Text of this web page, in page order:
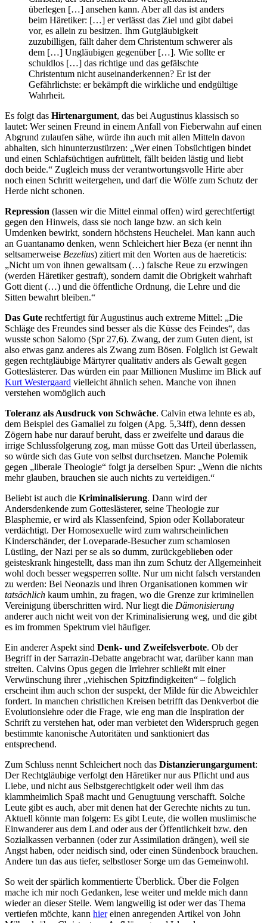
überlegen […] ansehen kann. Aber all das ist anders
beim Häretiker: […] er verlässt das Ziel und gibt dabei
vor, es allein zu besitzen. Ihm Gutgläubigkeit
zuzubilligen, fällt daher dem Christentum schwerer als
dem […] Ungläubigen gegenüber […]. Wie sollte er
schuldlos […] das richtige und das gefälschte
Christentum nicht auseinanderkennen? Er ist der
Gefährlichste: er bekämpft die wirkliche und endgültige
Wahrheit.
Es folgt das Hirtenargument, das bei Augustinus klassisch so
lautet: Wer seinen Freund in einem Anfall von Fieberwahn auf einen
Abgrund zulaufen sähe, würde ihn auch mit allen Mitteln davon
abhalten, sich hinunterzustürzen: „Wer einen Tobsüchtigen bindet
und einen Schlafsüchtigen aufrüttelt, fällt beiden lästig und liebt
doch beide.“ Zugleich muss der verantwortungsvolle Hirte aber
noch einen Schritt weitergehen, und darf die Wölfe zum Schutz der
Herde nicht schonen.
Repression (lassen wir die Mittel einmal offen) wird gerechtfertigt
gegen den Hinweis, dass sie noch lange bzw. an sich kein
Umdenken bewirkt, sondern höchstens Heuchelei. Man kann auch
an Guantanamo denken, wenn Schleichert hier Beza (er nennt ihn
seltsamerweise Bezelius) zitiert mit den Worten aus de haereticis:
„Nicht um von ihnen gewaltsam (…) falsche Reue zu erzwingen
(werden Häretiker gestraft), sondern damit die Obrigkeit wahrhaft
Gott dient (…) und die öffentliche Ordnung, die Lehre und die
Sitten bewahrt bleiben.“
Das Gute rechtfertigt für Augustinus auch extreme Mittel: „Die
Schläge des Freundes sind besser als die Küsse des Feindes“, das
wusste schon Salomo (Spr 27,6). Zwang, der zum Guten dient, ist
also etwas ganz anderes als Zwang zum Bösen. Folglich ist Gewalt
gegen rechtgläubige Märtyrer qualitativ anders als Gewalt gegen
Gotteslästerer. Das würden ein paar Millionen Muslime im Blick auf
Kurt Westergaard vielleicht ähnlich sehen. Manche von ihnen
verstehen womöglich auch
Toleranz als Ausdruck von Schwäche. Calvin etwa lehnte es ab,
dem Beispiel des Gamaliel zu folgen (Apg. 5,34ff), denn dessen
Zögern habe nur darauf beruht, dass er zweifelte und daraus die
irrige Schlussfolgerung zog, man müsse Gott das Urteil überlassen,
so würde sich das Gute von selbst durchsetzen. Manche Polemik
gegen „liberale Theologie“ folgt ja derselben Spur: „Wenn die nichts
mehr glauben, brauchen sie auch nichts zu verteidigen.“
Beliebt ist auch die Kriminalisierung. Dann wird der
Andersdenkende zum Gotteslästerer, seine Theologie zur
Blasphemie, er wird als Klassenfeind, Spion oder Kollaborateur
verdächtigt. Der Homosexuelle wird zum wahrscheinlichen
Kinderschänder, der Loveparade-Besucher zum schamlosen
Lüstling, der Nazi per se als so dumm, zurückgeblieben oder
geisteskrank hingestellt, dass man ihn zum Schutz der Allgemeinheit
wohl doch besser wegsperren sollte. Nur um nicht falsch verstanden
zu werden: Bei Neonazis und ihren Organisationen kommen wir
tatsächlich kaum umhin, zu fragen, wo die Grenze zur kriminellen
Vereinigung überschritten wird. Nur liegt die Dämonisierung
anderer auch nicht weit von der Kriminalisierung weg, und die gibt
es im frommen Spektrum viel häufiger.
Ein anderer Aspekt sind Denk- und Zweifelsverbote. Ob der
Begriff in der Sarrazin-Debatte angebracht war, darüber kann man
streiten. Calvins Opus gegen die Irrlehrer schließt mit einer
Verwünschung ihrer „viehischen Spitzfindigkeiten“ – folglich
erscheint ihm auch schon der suspekt, der Milde für die Abweichler
fordert. In manchen christlichen Kreisen betrifft das Denkverbot die
Evolutionslehre oder die Frage, wie eng man die Inspiration der
Schrift zu verstehen hat, oder man verbietet den Widerspruch gegen
bestimmte kanonische Autoritäten und sanktioniert das
entsprechend.
Zum Schluss nennt Schleichert noch das Distanzierungargument:
Der Rechtgläubige verfolgt den Häretiker nur aus Pflicht und aus
Liebe, und nicht aus Selbstgerechtigkeit oder weil ihm das
klammheimlich Spaß macht und Genugtuung verschafft. Solche
Leute gibt es auch, aber mit denen hat der Gerechte nichts zu tun.
Aktuell könnte man folgern: Es gibt Leute, die wollen muslimische
Einwanderer aus dem Land oder aus der Öffentlichkeit bzw. den
Sozialkassen verbannen (oder zur Assimilation drängen), weil sie
Angst haben, oder neidisch sind, oder einen Sündenbock brauchen.
Andere tun das aus tiefer, selbstloser Sorge um das Gemeinwohl.
So weit der spärlich kommentierte Überblick. Über die Folgen
mache ich mir noch Gedanken, lese weiter und melde mich dann
wieder an dieser Stelle. Wem langweilig ist oder wer das Thema
vertiefen möchte, kann hiereinen anregenden Artikel von John